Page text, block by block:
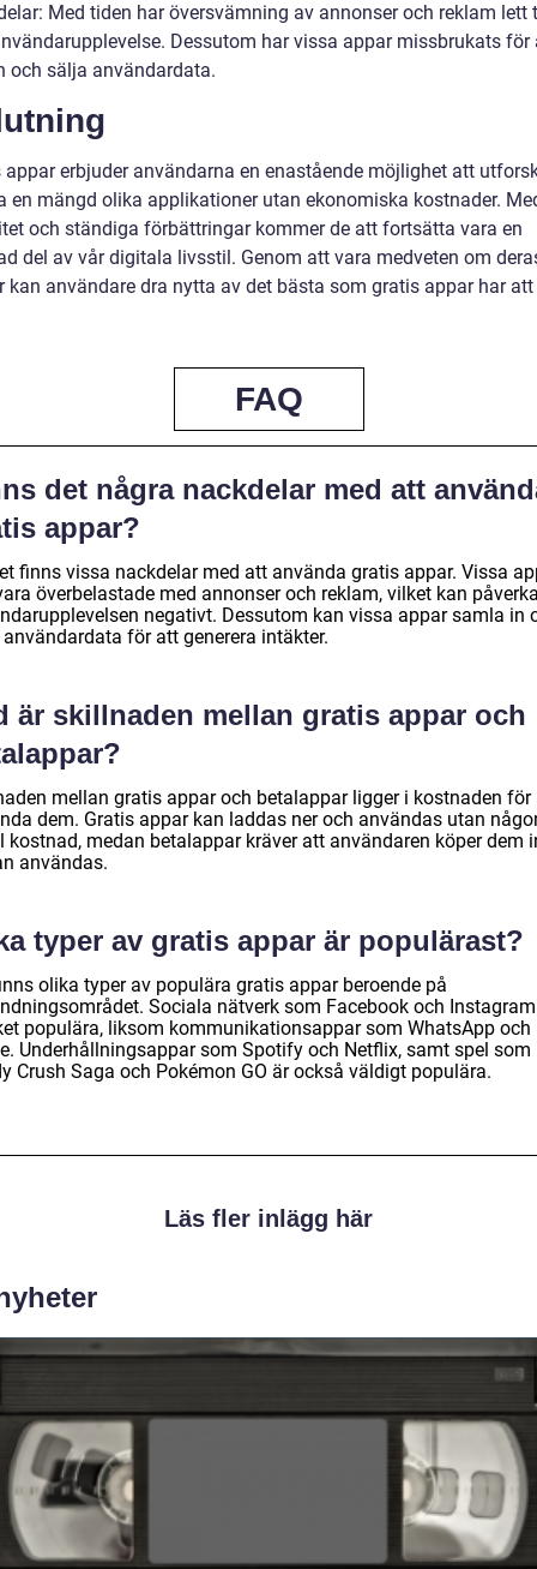
Med tiden har översvämning av annonser och reklam lett
Dessutom har vissa appar missbrukats för
och sälja användardata.
appar erbjuder användarna en enastående möjlighet att
en mängd olika applikationer utan ekonomiska kostnader.
och ständiga förbättringar kommer de att fortsätta vara en
del av vår digitala livsstil. Genom att vara medveten om
kan användare dra nytta av det bästa som gratis appar har att
FAQ
det några nackdelar med att
appar?
finns vissa nackdelar med att använda gratis appar. Vissa
överbelastade med annonser och reklam, vilket kan
negativt. Dessutom kan vissa appar samla in
för att generera intäkter.
är skillnaden mellan gratis appar och
mellan gratis appar och betalappar ligger i kostnaden för
dem. Gratis appar kan laddas ner och användas utan
kostnad, medan betalappar kräver att användaren köper dem
användas.
typer av gratis appar är populärast?
olika typer av populära gratis appar beroende på
Sociala nätverk som Facebook och
populära, liksom kommunikationsappar som WhatsApp och
Underhållningsappar som Spotify och Netflix, samt spel som
Crush Saga och Pokémon GO är också väldigt populära.
Läs fler inlägg här